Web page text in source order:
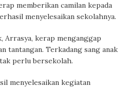
memberikan camilan kepada
menyelesaikan sekolahnya.
Arrasya, kerap menganggap
tantangan. Terkadang sang anak
perlu bersekolah.
menyelesaikan kegiatan